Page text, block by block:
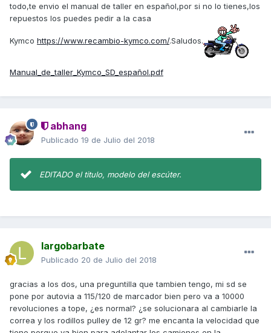
todo,te envio el manual de taller en español,por si no lo tienes,los
repuestos los puedes pedir a la casa
Kymco https://www.recambio-kymco.com/.Saludos.
Manual_de_taller_Kymco_SD_español.pdf
abhang
Publicado 19 de Julio del 2018
EDITADO el titulo, modelo del escúter.
largobarbate
Publicado 20 de Julio del 2018
gracias a los dos, una preguntilla que tambien tengo, mi sd se
pone por autovia a 115/120 de marcador bien pero va a 10000
revoluciones a tope, ¿es normal? ¿se solucionara al cambiarle la
correa y los rodillos pulley de 12 gr? me encanta la velocidad que